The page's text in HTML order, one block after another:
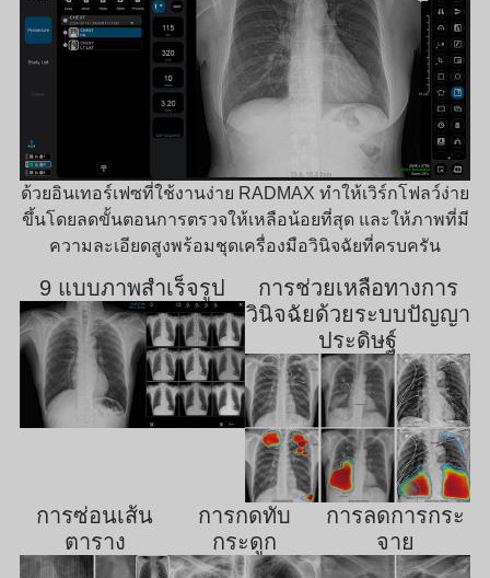
ด้วยอินเทอร์เฟซที่ใช้งานง่าย RADMAX ทำให้เวิร์กโฟลว์ง่าย
ขึ้นโดยลดขั้นตอนการตรวจให้เหลือน้อยที่สุด และให้ภาพที่มี
ความละเอียดสูงพร้อมชุดเครื่องมือวินิจฉัยที่ครบครัน
9 แบบภาพสำเร็จรูป
การช่วยเหลือทางการ
วินิจฉัยด้วยระบบปัญญา
ประดิษฐ์
การซ่อนเส้น
ตาราง
การกดทับ
กระดูก
การลดการกระ
จาย